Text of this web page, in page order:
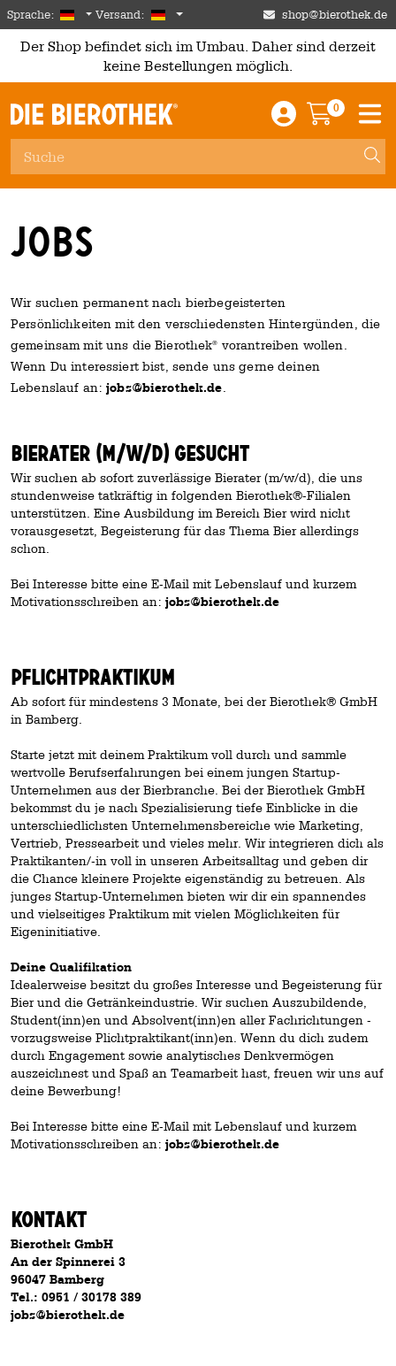
Skip to main content
Sprache: German
Versand: Deutschland shop@bierothek.de
Der Shop befindet sich im Umbau. Daher sind derzeit
keine Bestellungen möglich.
Einloggen /
0
Jobs
Wir suchen permanent nach bierbegeisterten
Persönlichkeiten mit den verschiedensten Hintergünden, die
gemeinsam mit uns die Bierothek®
vorantreiben wollen.
Wenn Du interessiert bist, sende uns gerne deinen
Lebenslauf an:jobs@bierothek.de
Bierater (M/W/D) gesucht
Wir suchen ab sofort zuverlässige Bierater (m/w/d), die uns
stundenweise tatkräftig in folgenden Bierothek®-Filialen
unterstützen. Eine Ausbildung im Bereich Bier wird nicht
vorausgesetzt, Begeisterung für das Thema Bier allerdings
schon.
Bei Interesse bitte eine E-Mail mit Lebenslauf und kurzem
Motivationsschreiben an: jobs@bierothek.de
Pflichtpraktikum
Ab sofort für mindestens 3 Monate, bei der Bierothek® GmbH
in Bamberg.
Starte jetzt mit deinem Praktikum voll durch und sammle
wertvolle Berufserfahrungen bei einem jungen Startup-
Unternehmen aus der Bierbranche. Bei der Bierothek GmbH
bekommst du je nach Spezialisierung tiefe Einblicke in die
unterschiedlichsten Unternehmensbereiche wie Marketing,
Vertrieb, Pressearbeit und vieles mehr. Wir integrieren dich als
Praktikanten/-in voll in unseren Arbeitsalltag und geben dir
die Chance kleinere Projekte eigenständig zu betreuen. Als
junges Startup-Unternehmen bieten wir dir ein spannendes
und vielseitiges Praktikum mit vielen Möglichkeiten für
Eigeninitiative.
Deine Qualifikation
Idealerweise besitzt du großes Interesse und Begeisterung für
Bier und die Getränkeindustrie. Wir suchen Auszubildende,
Student(inn)en und Absolvent(inn)en aller Fachrichtungen -
vorzugsweise Plichtpraktikant(inn)en. Wenn du dich zudem
durch Engagement sowie analytisches Denkvermögen
auszeichnest und Spaß an Teamarbeit hast, freuen wir uns auf
deine Bewerbung!
Bei Interesse bitte eine E-Mail mit Lebenslauf und kurzem
Motivationsschreiben an: jobs@bierothek.de
Kontakt
Bierothek GmbH
An der Spinnerei 3
96047 Bamberg
Tel.: 0951 / 30178 389
jobs@bierothek.de